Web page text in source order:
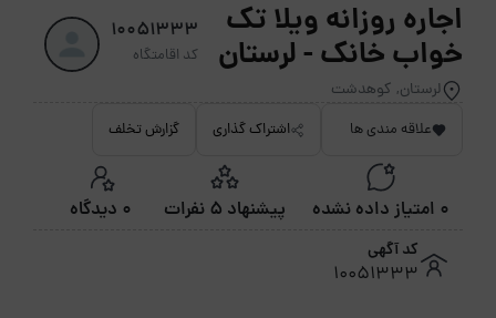
اجاره روزانه ویلا تک
خواب خانک - لرستان
لرستان, کوهدشت
10051333
کد اقامتگاه
علاقه مندی ها اشتراک گذاری گزارش تخلف
0 امتیاز داده نشده پیشنهاد 5 نفرات 0 دیدگاه
کد آگهی
10051333